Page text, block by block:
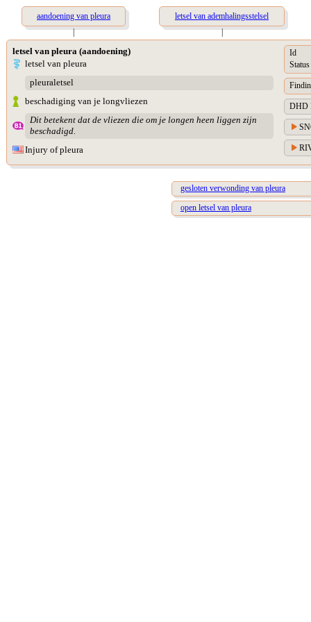
aandoening van pleura
letsel van ademhalingsstelsel
|
|
letsel van pleura (aandoening)
letsel van pleura
pleuraletsel
beschadiging van je longvliezen
Dit betekent dat de vliezen die om je longen heen liggen zijn
beschadigd.
Injury of pleura
Id
Status
DHD
gesloten verwonding van pleura
open letsel van pleura